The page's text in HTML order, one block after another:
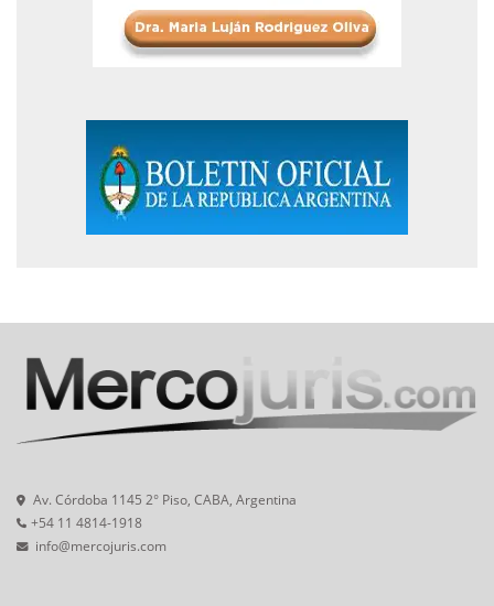
Av. Córdoba 1145 2° Piso, CABA, Argentina
+54 11 4814-1918
info@mercojuris.com